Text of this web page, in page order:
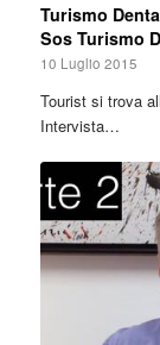
Turismo
Sos Turismo
10 Luglio 2015
Tourist si trova
Intervista…